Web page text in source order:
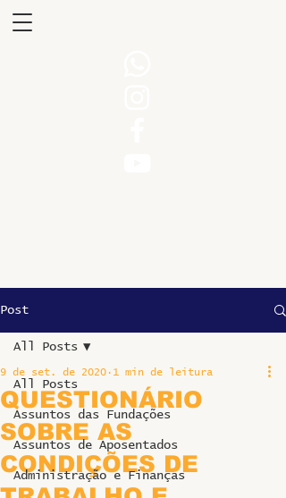
Post
All Posts
Assuntos das Fundações
Assuntos de Aposentados
Administração e Finanças
All Posts
QUESTIONÁRIO
SOBRE AS
CONDIÇÕES DE
9 de set. de 2020 1 min de leitura